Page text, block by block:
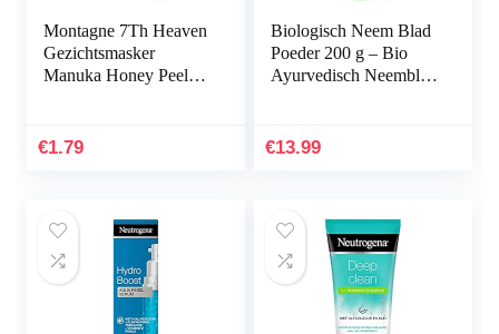
Montagne 7Th Heaven
Gezichtsmasker
Manuka Honey Peel-
€1.79
Biologisch Neem Blad
Poeder 200 g – Bio
Ayurvedisch Neemblad
vegan en…
€13.99